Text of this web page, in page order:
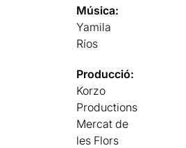
Música:
Yamila
Ríos
Producció:
Korzo
Productions
Mercat de
les Flors